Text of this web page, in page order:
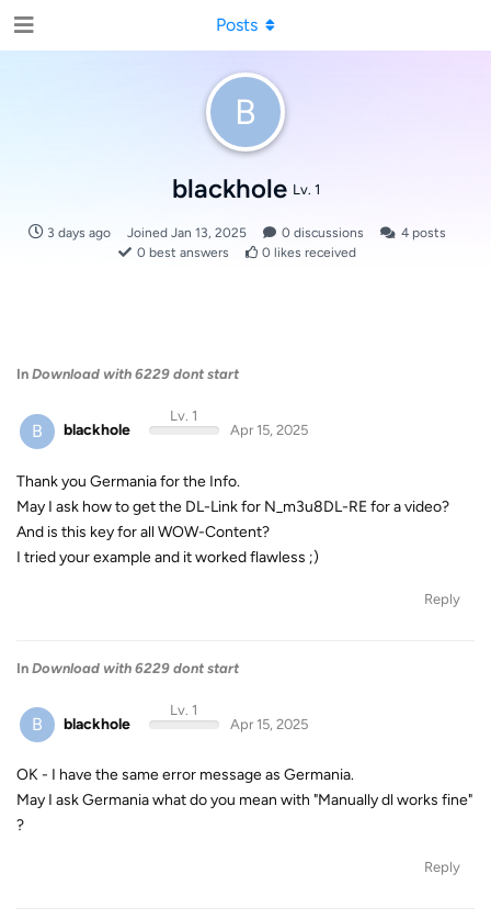
B
blackhole Lv. 1
3 days ago Joined Jan 13, 2025 0 discussions 4 posts
0 best answers 0 likes received
Posts
In Download with 6229 dont start
B blackhole
Lv. 1
Apr 15, 2025
Thank you Germania for the Info.
May I ask how to get the DL-Link for N_m3u8DL-RE for a video?
And is this key for all WOW-Content?
I tried your example and it worked flawless ;)
Reply
In Download with 6229 dont start
B blackhole
Lv. 1
Apr 15, 2025
OK - I have the same error message as Germania.
May I ask Germania what do you mean with "Manually dl works fine"
?
Reply